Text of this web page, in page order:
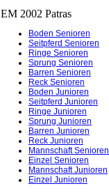
EM 2002 Patras
Boden Senioren
Seitpferd Senioren
Ringe Senioren
Sprung Senioren
Barren Senioren
Reck Senioren
Boden Junioren
Seitpferd Junioren
Ringe Junioren
Sprung Junioren
Barren Junioren
Reck Junioren
Mannschaft Senioren
Einzel Senioren
Mannschaft Junioren
Einzel Junioren